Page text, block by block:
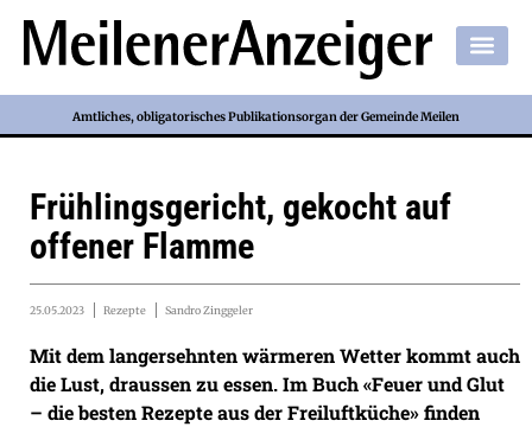
Amtliches, obligatorisches Publikationsorgan der Gemeinde Meilen
Frühlingsgericht, gekocht auf
offener Flamme
25.05.2023 Rezepte Sandro Zinggeler
Mit dem langersehnten wärmeren Wetter kommt auch
die Lust, draussen zu essen. Im Buch «Feuer und Glut
– die besten Rezepte aus der Freiluftküche» finden